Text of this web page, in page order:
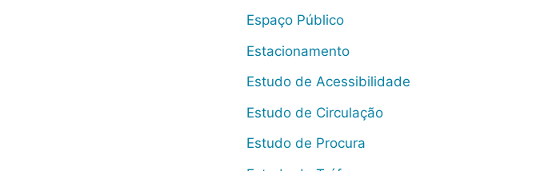
Espaço Público
Estacionamento
Estudo de Acessibilidade
Estudo de Circulação
Estudo de Procura